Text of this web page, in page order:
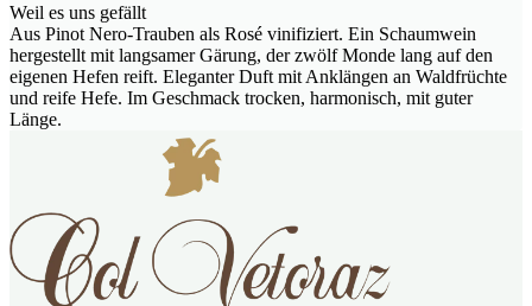
Weil es uns gefällt
Aus Pinot Nero-Trauben als Rosé vinifiziert. Ein Schaumwein
hergestellt mit langsamer Gärung, der zwölf Monde lang auf den
eigenen Hefen reift. Eleganter Duft mit Anklängen an Waldfrüchte
und reife Hefe. Im Geschmack trocken, harmonisch, mit guter
Länge.